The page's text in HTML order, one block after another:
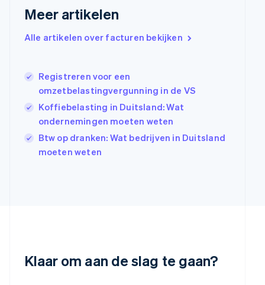
Meer artikelen
Alle artikelen over facturen bekijken
Registreren voor een
omzetbelastingvergunning in de VS
Koffiebelasting in Duitsland: Wat
ondernemingen moeten weten
Btw op dranken: Wat bedrijven in Duitsland
moeten weten
Klaar om aan de slag te gaan?
Gibraltar
English
Hongkong SAR, China
English简体中文
Ierland
India
English
Liechtenstein